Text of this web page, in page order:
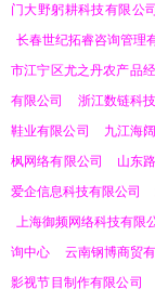
门大野躬耕科技有限公司
长春世纪拓睿咨询管理
市江宁区尤之丹农产品
有限公司
浙江数链科
鞋业有限公司
九江海
枫网络有限公司
山东
爱企信息科技有限公司
上海御频网络科技有限
询中心
云南钢博商贸
影视节目制作有限公司